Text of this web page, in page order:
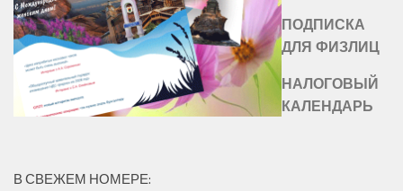
ПОДПИСКА
ДЛЯ ФИЗЛИЦ
НАЛОГОВЫЙ
КАЛЕНДАРЬ
В СВЕЖЕМ НОМЕРЕ: